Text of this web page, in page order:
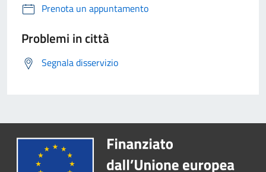
Prenota un appuntamento
Problemi in città
Segnala disservizio